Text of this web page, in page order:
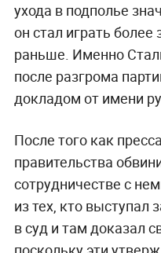
ухода в подполье
он стал играть
раньше. Именно
после разгрома
докладом от имени
После того как
правительства
сотрудничестве с
из тех, кто выступал
в суд и там доказал